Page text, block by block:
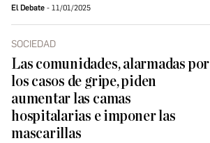
El Debate 11/01/2025
SOCIEDAD
Las comunidades, alarmadas por
los casos de gripe, piden
aumentar las camas
hospitalarias e imponer las
mascarillas